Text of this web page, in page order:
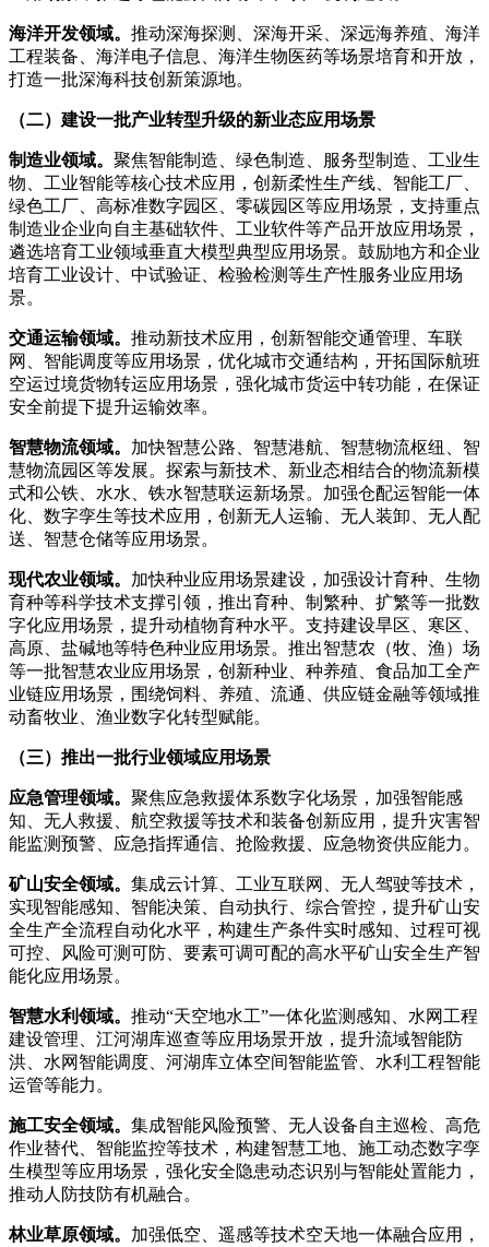
海洋开发领域。 推动深海探测、深海开采、深远海养殖、海洋
工程装备、海洋电子信息、海洋生物医药等场景培育和开放，
打造一批深海科技创新策源地。
（二）建设一批产业转型升级的新业态应用场景
制造业领域。 聚焦智能制造、绿色制造、服务型制造、工业生
物、工业智能等核心技术应用，创新柔性生产线、智能工厂、
绿色工厂、高标准数字园区、零碳园区等应用场景，支持重点
制造业企业向自主基础软件、工业软件等产品开放应用场景，
遴选培育工业领域垂直大模型典型应用场景。鼓励地方和企业
培育工业设计、中试验证、检验检测等生产性服务业应用场
景。
交通运输领域。 推动新技术应用，创新智能交通管理、车联
网、智能调度等应用场景，优化城市交通结构，开拓国际航班
空运过境货物转运应用场景，强化城市货运中转功能，在保证
安全前提下提升运输效率。
智慧物流领域。 加快智慧公路、智慧港航、智慧物流枢纽、智
慧物流园区等发展。探索与新技术、新业态相结合的物流新模
式和公铁、水水、铁水智慧联运新场景。加强仓配运智能一体
化、数字孪生等技术应用，创新无人运输、无人装卸、无人配
送、智慧仓储等应用场景。
现代农业领域。 加快种业应用场景建设，加强设计育种、生物
育种等科学技术支撑引领，推出育种、制繁种、扩繁等一批数
字化应用场景，提升动植物育种水平。支持建设旱区、寒区、
高原、盐碱地等特色种业应用场景。推出智慧农（牧、渔）场
等一批智慧农业应用场景，创新种业、种养殖、食品加工全产
业链应用场景，围绕饲料、养殖、流通、供应链金融等领域推
动畜牧业、渔业数字化转型赋能。
（三）推出一批行业领域应用场景
应急管理领域。 聚焦应急救援体系数字化场景，加强智能感
知、无人救援、航空救援等技术和装备创新应用，提升灾害智
能监测预警、应急指挥通信、抢险救援、应急物资供应能力。
矿山安全领域。 集成云计算、工业互联网、无人驾驶等技术，
实现智能感知、智能决策、自动执行、综合管控，提升矿山安
全生产全流程自动化水平，构建生产条件实时感知、过程可视
可控、风险可测可防、要素可调可配的高水平矿山安全生产智
能化应用场景。
智慧水利领域。 推动“天空地水工”一体化监测感知、水网工程
建设管理、江河湖库巡查等应用场景开放，提升流域智能防
洪、水网智能调度、河湖库立体空间智能监管、水利工程智能
运管等能力。
施工安全领域。 集成智能风险预警、无人设备自主巡检、高危
作业替代、智能监控等技术，构建智慧工地、施工动态数字孪
生模型等应用场景，强化安全隐患动态识别与智能处置能力，
推动人防技防有机融合。
林业草原领域。 加强低空、遥感等技术空天地一体融合应用，